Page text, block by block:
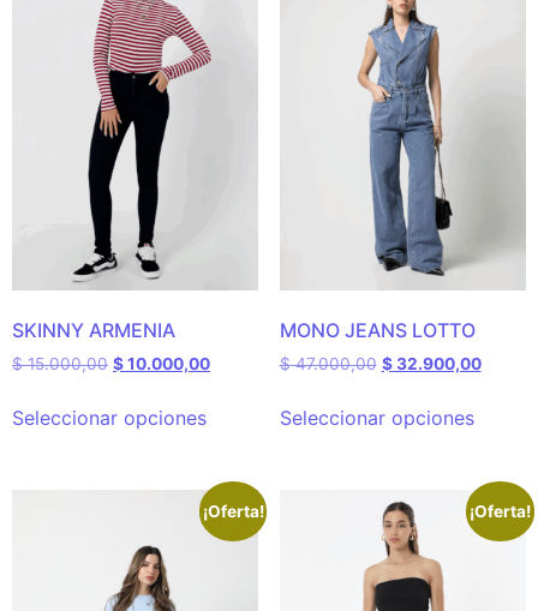
SKINNY ARMENIA
$15.000,00 $10.000,00
Seleccionar opciones
MONO JEANS LOTTO
$47.000,00 $32.900,00
Seleccionar opciones
¡Oferta! ¡Oferta!